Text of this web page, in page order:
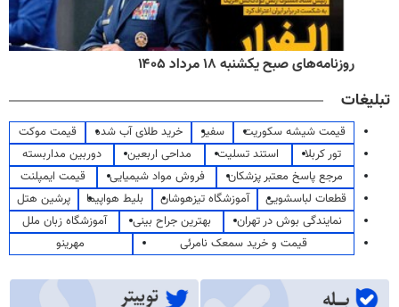
روزنامه‌های صبح یکشنبه ۱۸ مرداد ۱۴۰۵
تبلیغات
قیمت شیشه سکوریت سفیر خرید طلای آب شده
قیمت موکت
تور کربلا
استند تسلیت مداحی اربعین
دوربین مداربسته
مرجع پاسخ معتبر پزشکان
فروش مواد شیمیایی
قیمت ایمپلنت
قطعات لباسشویی
آموزشگاه تیزهوشان بلیط هواپیما
پرشین هتل
نمایندگی بوش در تهران
بهترین جراح بینی
آموزشگاه زبان ملل
قیمت و خرید سمعک نامرئی
مهرینو